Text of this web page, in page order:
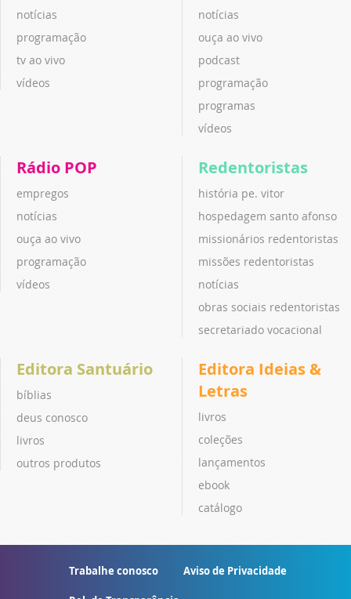
notícias
programação
tv ao vivo
vídeos
notícias
ouça ao vivo
podcast
programação
programas
vídeos
Rádio POP
empregos
notícias
ouça ao vivo
programação
vídeos
Redentoristas
história pe. vitor
hospedagem santo afonso
missionários redentoristas
missões redentoristas
notícias
obras sociais redentoristas
secretariado vocacional
Editora Santuário
bíblias
deus conosco
livros
outros produtos
Editora Ideias &
Letras
livros
coleções
lançamentos
ebook
catálogo
Trabalhe conosco Aviso de Privacidade